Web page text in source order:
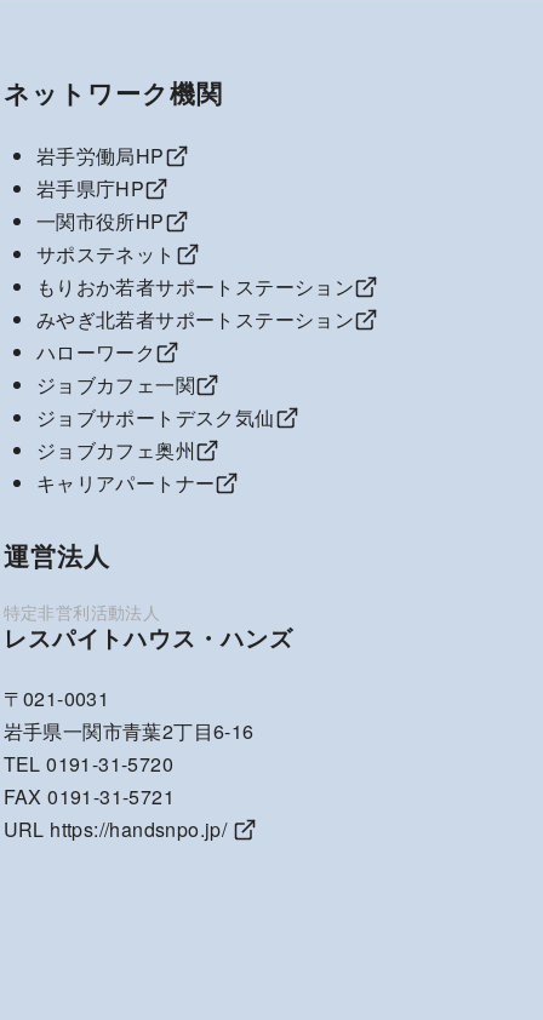
ネットワーク機関
岩手労働局HP
岩手県庁HP
一関市役所HP
サポステネット
もりおか若者サポートステーション
みやぎ北若者サポートステーション
ハローワーク
ジョブカフェ一関
ジョブサポートデスク気仙
ジョブカフェ奥州
キャリアパートナー
運営法人
レスパイトハウス・ハンズ
〒021-0031
岩手県一関市青葉2丁目6-16
TEL 0191-31-5720
FAX 0191-31-5721
URL https://handsnpo.jp/